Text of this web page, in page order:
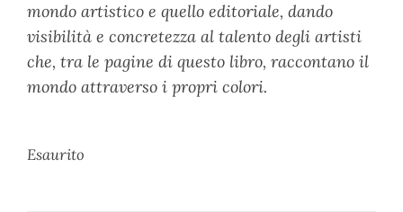
mondo artistico e quello editoriale, dando
visibilità e concretezza al talento degli artisti
che, tra le pagine di questo libro, raccontano il
mondo attraverso i propri colori.
Esaurito